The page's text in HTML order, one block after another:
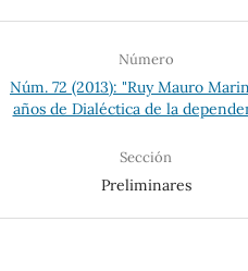
Número
Núm. 72 (2013): "Ruy Mauro
años de Dialéctica de la
Sección
Preliminares